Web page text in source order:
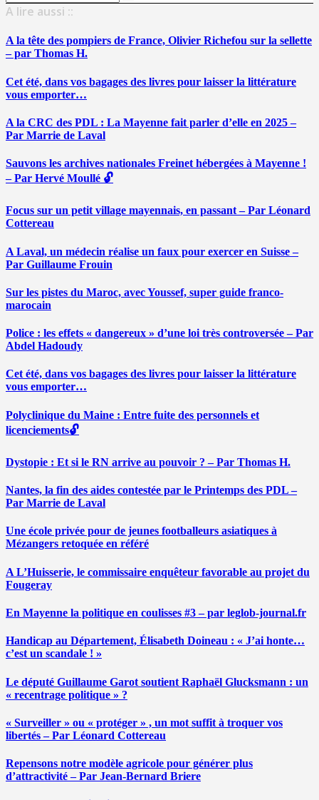
for:
A lire aussi ::
A la tête des pompiers de France, Olivier Richefou sur la sellette
– par Thomas H.
Cet été, dans vos bagages des livres pour laisser la littérature
vous emporter…
A la CRC des PDL : La Mayenne fait parler d’elle en 2025 –
Par Marrie de Laval
Sauvons les archives nationales Freinet hébergées à Mayenne !
– Par Hervé Moullé 🔓
Focus sur un petit village mayennais, en passant – Par Léonard
Cottereau
A Laval, un médecin réalise un faux pour exercer en Suisse –
Par Guillaume Frouin
Sur les pistes du Maroc, avec Youssef, super guide franco-
marocain
Police : les effets « dangereux » d’une loi très controversée – Par
Abdel Hadoudy
Cet été, dans vos bagages des livres pour laisser la littérature
vous emporter…
Polyclinique du Maine : Entre fuite des personnels et
licenciements🔓
Dystopie : Et si le RN arrive au pouvoir ? – Par Thomas H.
Nantes, la fin des aides contestée par le Printemps des PDL –
Par Marrie de Laval
Une école privée pour de jeunes footballeurs asiatiques à
Mézangers retoquée en référé
A L’Huisserie, le commissaire enquêteur favorable au projet du
Fougeray
En Mayenne la politique en coulisses #3 – par leglob-journal.fr
Handicap au Département, Élisabeth Doineau : « J’ai honte…
c’est un scandale ! »
Le député Guillaume Garot soutient Raphaël Glucksmann : un
« recentrage politique » ?
« Surveiller » ou « protéger » , un mot suffit à troquer vos
libertés – Par Léonard Cottereau
Repensons notre modèle agricole pour générer plus
d’attractivité – Par Jean-Bernard Briere